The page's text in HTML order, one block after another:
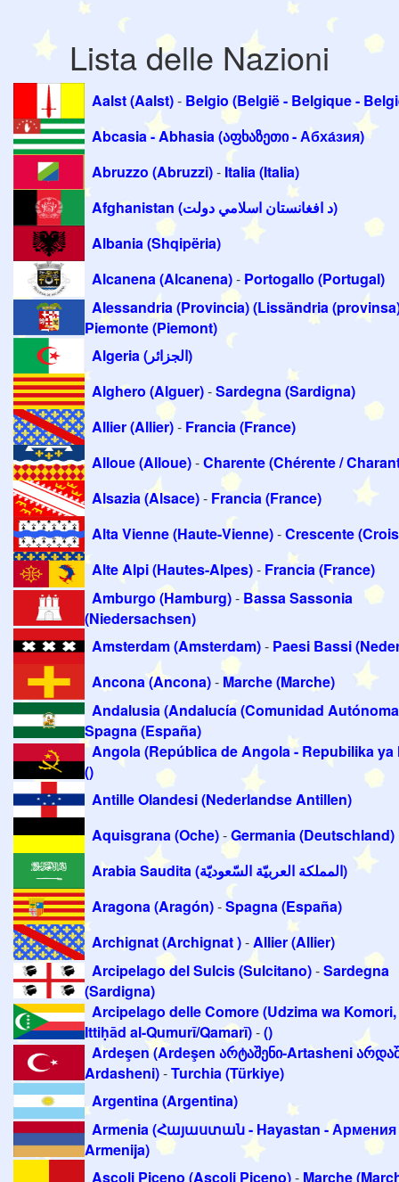
Lista delle Nazioni
Aalst (Aalst)- Belgio (België - Belgique -
Abcasia - Abhasia (აფხაზეთი - Абха́зия)
Abruzzo (Abruzzi)- Italia (Italia)
Afghanistan (د افغانستان اسلامي دولت)
Albania (Shqipëria)
Alcanena (Alcanena)- Portogallo (Portugal)
Alessandria (Provincia) (Lissändria
Piemonte (Piemont)
Algeria (الجزائر)
Alghero (Alguer)-Sardegna (Sardigna)
Allier (Allier)- Francia (France)
Alloue (Alloue)-Charente (Chérente /
Alsazia (Alsace)- Francia (France)
Alta Vienne (Haute-Vienne)-Crescente
Alte Alpi (Hautes-Alpes)- Francia (France)
Amburgo (Hamburg)-Bassa Sassonia
(Niedersachsen)
Amsterdam (Amsterdam)- Paesi Bassi
Ancona (Ancona)- Marche (Marche)
Andalusia (Andalucía (Comunidad
Spagna (España)
Angola (República de Angola - Repubilika ya
()
Antille Olandesi (Nederlandse Antillen)
Aquisgrana (Oche)-Germania (Deutschland)
Arabia Saudita (المملكة العربيّة السّعوديّة)
Aragona (Aragón)-Spagna (España)
Archignat (Archignat )-Allier (Allier)
Arcipelago del Sulcis (Sulcitano)-Sardegna
(Sardigna)
Arcipelago delle Comore (Udzima wa Komori,
Ittiḥād al-Qumurī/Qamarī)-()
Ardeşen (Ardeşen არტაშენი-Artasheni
Ardasheni)-Turchia (Türkiye)
Argentina (Argentina)
Armenia (Հայաստան - Hayastan - Армения
Armenija)
Ascoli Piceno (Ascoli Piceno)- Marche